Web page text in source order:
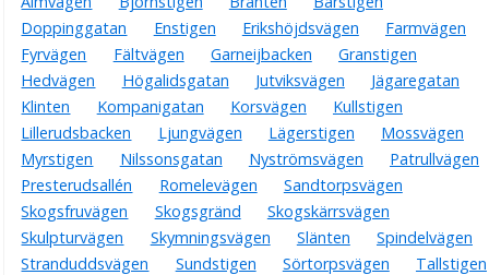
Doppinggatan
Enstigen Erikshöjdsvägen
Farmvägen
Fyrvägen
Fältvägen Garneijbacken
Granstigen
Hedvägen
Högalidsgatan Jutviksvägen
Jägaregatan
Klinten
Kompanigatan Korsvägen
Kullstigen
Lillerudsbacken
Ljungvägen Lägerstigen
Mossvägen
Myrstigen
Nilssonsgatan Nyströmsvägen
Patrullvägen
Presterudsallén
Romelevägen
Sandtorpsvägen
Skogsfruvägen
Skogsgränd
Skogskärrsvägen
Skulpturvägen
Skymningsvägen Slänten
Spindelvägen
Stranduddsvägen
Sundstigen Sörtorpsvägen
Tallstigen